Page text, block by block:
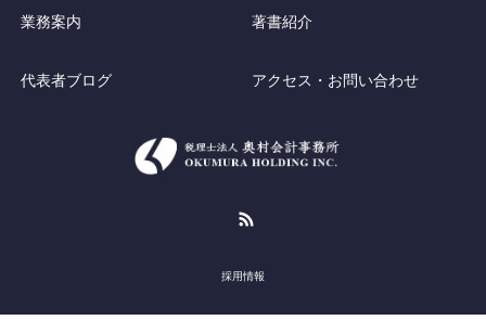
業務案内 著書紹介
代表者ブログ アクセス・お問い合わせ
採用情報